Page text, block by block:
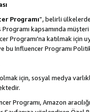
Programı”, belirli
Programı kapsamında
Programı'na katılmak için
bu Influencer Programı
için, sosyal medya
Programı, Amazon